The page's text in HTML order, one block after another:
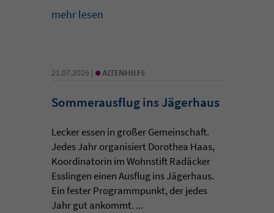
mehr lesen
21.07.2026 | • ALTENHILFE
Sommerausflug ins Jägerhaus
Lecker essen in großer Gemeinschaft.
Jedes Jahr organisiert Dorothea Haas,
Koordinatorin im Wohnstift Radäcker
Esslingen einen Ausflug ins Jägerhaus.
Ein fester Programmpunkt, der jedes
Jahr gut ankommt. ...